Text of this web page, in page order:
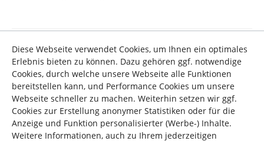
Information zur Produktsicherheit &
Downloads "Ellipsentrainer Fit Wheel Pro"
Angaben zur
Produktsicherheit
Hersteller: Top-Sports
Gilles GmbH
Diese Webseite verwendet Cookies, um Ihnen ein optimales
Erlebnis bieten zu können. Dazu gehören ggf. notwendige
Cookies, durch welche unsere Webseite alle Funktionen
bereitstellen kann, und Performance Cookies um unsere
Webseite schneller zu machen. Weiterhin setzen wir ggf.
Cookies zur Erstellung anonymer Statistiken oder für die
Anzeige und Funktion personalisierter (Werbe-) Inhalte.
Weitere Informationen, auch zu Ihrem jederzeitigen